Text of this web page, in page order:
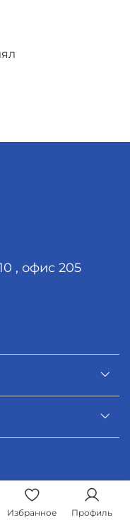
см/сек
давлению: 7 атм.
, офис 205
Избранное Профиль